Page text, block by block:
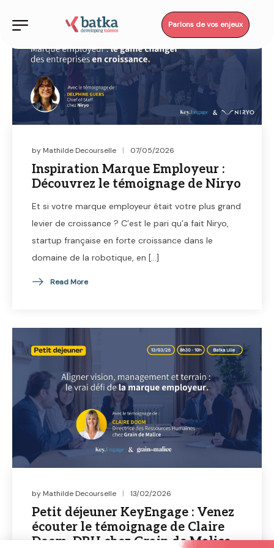
Parlons de vos enjeux
by Mathilde Decourselle 07/05/2026
Inspiration Marque Employeur :
Découvrez le témoignage de Niryo
Et si votre marque employeur était votre plus grand
levier de croissance ? C’est le pari qu’a fait Niryo,
startup française en forte croissance dans le
domaine de la robotique, en […]
Read More
by Mathilde Decourselle 13/02/2026
Petit déjeuner KeyEngage : Venez
écouter le témoignage de Claire
Doom, DRH chez Grain de Malice